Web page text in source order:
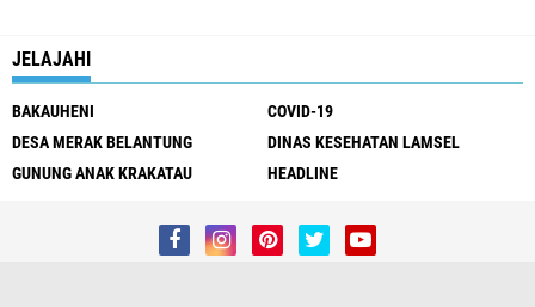
JELAJAHI
BAKAUHENI
COVID-19
DESA MERAK BELANTUNG
DINAS KESEHATAN LAMSEL
GUNUNG ANAK KRAKATAU
HEADLINE